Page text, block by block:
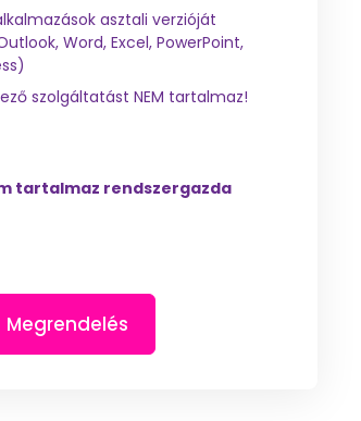
asztali verzióját
Word, Excel, PowerPoint,
szolgáltatást NEM tartalmaz!
tartalmaz rendszergazda
Megrendelés